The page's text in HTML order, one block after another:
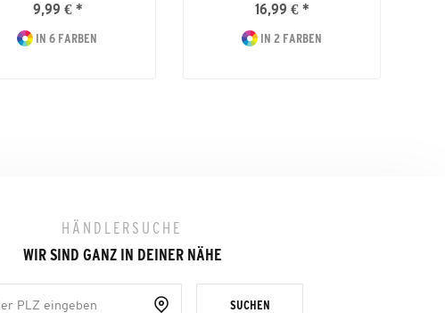
9,99 € *
IN 6 FARBEN
16,99 € *
IN 2 FARBEN
HÄNDLERSUCHE
WIR SIND GANZ IN DEINER NÄHE
SUCHEN